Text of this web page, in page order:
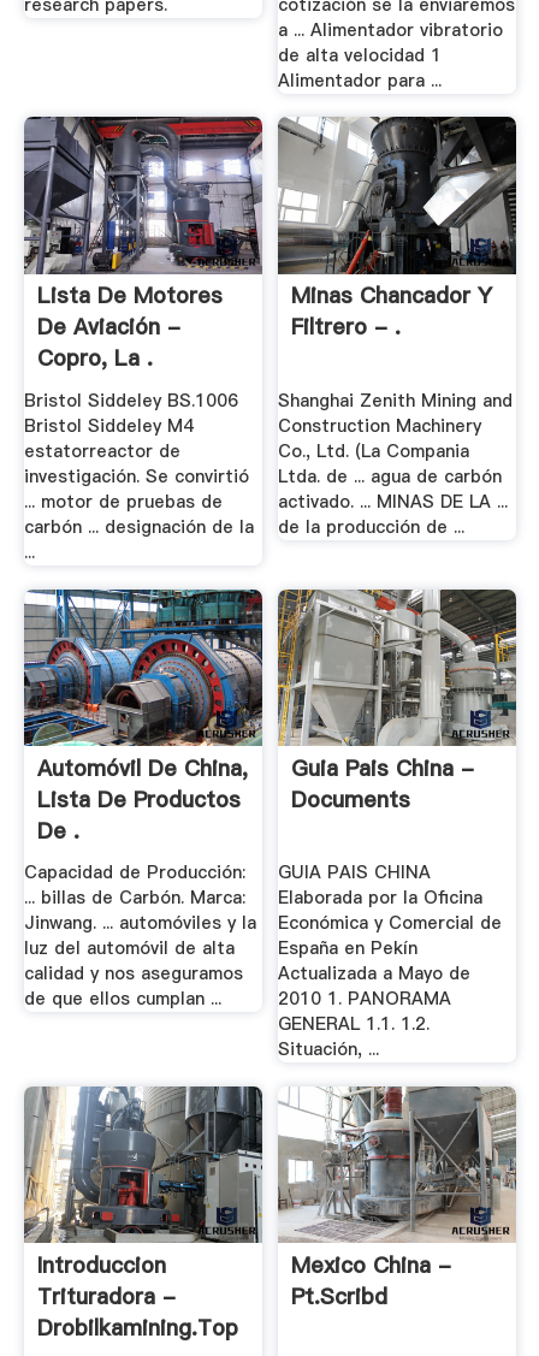
a ... Alimentador vibratorio
de alta velocidad 1
Alimentador para ...
Lista De Motores
De Aviación -
Copro, La .
Bristol Siddeley BS.1006
Bristol Siddeley M4
estatorreactor de
investigación. Se convirtió
... motor de pruebas de
carbón ... designación de la
...
Minas Chancador Y
Filtrero - .
Shanghai Zenith Mining and
Construction Machinery
Co., Ltd. (La Compania
Ltda. de ... agua de carbón
activado. ... MINAS DE LA ...
de la producción de ...
Automóvil De China,
Lista De Productos
De .
Capacidad de Producción:
... billas de Carbón. Marca:
Jinwang. ... automóviles y la
luz del automóvil de alta
calidad y nos aseguramos
de que ellos cumplan ...
Guia Pais China -
Documents
GUIA PAIS CHINA
Elaborada por la Oficina
Económica y Comercial de
España en Pekín
Actualizada a Mayo de
2010 1. PANORAMA
GENERAL 1.1. 1.2.
Situación, ...
Introduccion
Trituradora -
Drobilkamining.top
Mexico China -
Pt.scribd